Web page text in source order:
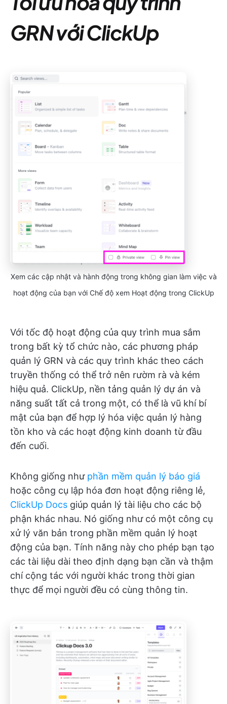
GRN với ClickUp
Xem các cập nhật và hành động trong không gian làm việc và
hoạt động của bạn với Chế độ xem Hoạt động trong ClickUp
Với tốc độ hoạt động của quy trình mua sắm
trong bất kỳ tổ chức nào, các phương pháp
quản lý GRN và các quy trình khác theo cách
truyền thống có thể trở nên rườm rà và kém
hiệu quả. ClickUp, nền tảng quản lý dự án và
năng suất tất cả trong một, có thể là vũ khí bí
mật của bạn để hợp lý hóa việc quản lý hàng
tồn kho và các hoạt động kinh doanh từ đầu
đến cuối.
Không giống như phần mềm quản lý báo giá
hoặc công cụ lập hóa đơn hoạt động riêng lẻ,
ClickUp Docs giúp quản lý tài liệu cho các bộ
phận khác nhau. Nó giống như có một công cụ
xử lý văn bản trong phần mềm quản lý hoạt
động của bạn. Tính năng này cho phép bạn tạo
các tài liệu dài theo định dạng bạn cần và thậm
chí cộng tác với người khác trong thời gian
thực để mọi người đều có cùng thông tin.